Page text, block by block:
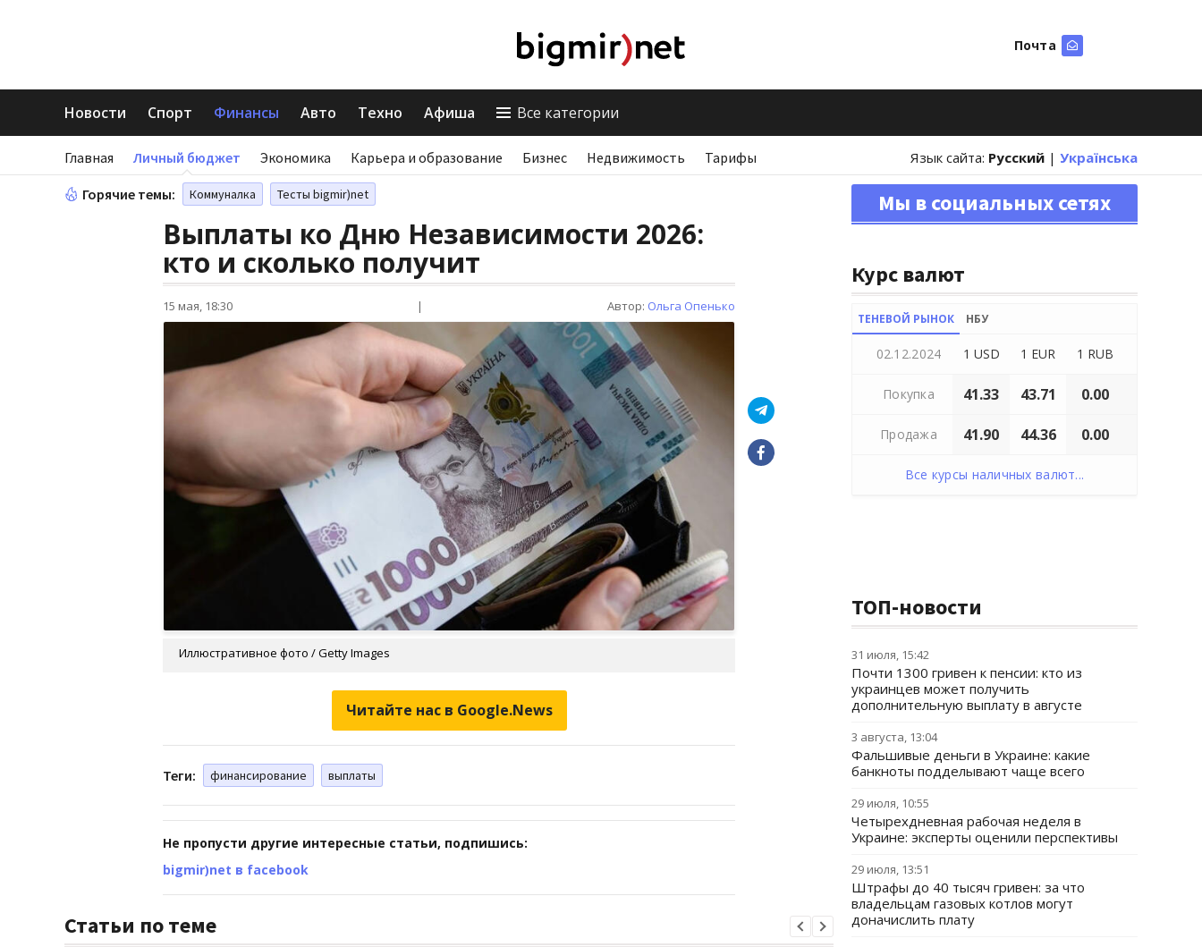
Почта
Новости Спорт Финансы Авто Техно Афиша Все категории
Главная Личный бюджет Экономика Карьера и образование Бизнес Недвижимость Тарифы Язык сайта: Русский | Українська
Горячие темы: Коммуналка Тесты bigmir)net
Выплаты ко Дню Независимости 2026:
кто и сколько получит
15 мая, 18:30 | Автор: Ольга Опенько
Иллюстративное фото / Getty Images
Читайте нас в Google.News
Теги: финансирование выплаты
Не пропусти другие интересные статьи, подпишись:
bigmir)net в facebook
Статьи по теме
Мы в социальных сетях
Курс валют
ТЕНЕВОЙ РЫНОК НБУ
02.12.2024 1 USD 1 EUR 1 RUB
Покупка 41.33 43.71 0.00
Продажа 41.90 44.36 0.00
Все курсы наличных валют...
ТОП-новости
31 июля, 15:42
Почти 1300 гривен к пенсии: кто из
украинцев может получить
дополнительную выплату в августе
3 августа, 13:04
Фальшивые деньги в Украине: какие
банкноты подделывают чаще всего
29 июля, 10:55
Четырехдневная рабочая неделя в
Украине: эксперты оценили перспективы
29 июля, 13:51
Штрафы до 40 тысяч гривен: за что
владельцам газовых котлов могут
доначислить плату